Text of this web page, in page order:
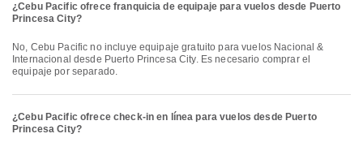
¿Cebu Pacific ofrece franquicia de equipaje para vuelos desde Puerto
Princesa City?
No, Cebu Pacific no incluye equipaje gratuito para vuelos Nacional &
Internacional desde Puerto Princesa City. Es necesario comprar el
equipaje por separado.
¿Cebu Pacific ofrece check-in en línea para vuelos desde Puerto
Princesa City?